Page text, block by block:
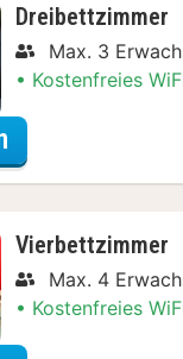
Dreibettzimmer
Max. 3
Kostenfreies
Vierbettzimmer
Max. 4
Kostenfreies